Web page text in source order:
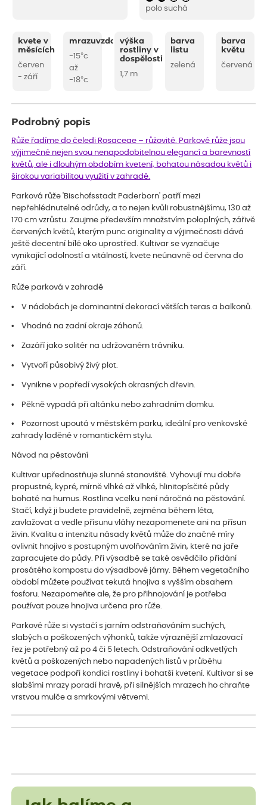
polo suchá
kvete v
měsících
červen
- září
mrazuvzdornost
-15°c
až
-18°c
výška
rostliny v
dospělosti
1,7 m
barva
listu
zelená
barva
květu
červená
Podrobný popis
Růže řadíme do čeledi Rosaceae – růžovité. Parkové růže jsou
výjimečné nejen svou nenapodobitelnou elegancí a barevností
květů, ale i dlouhým obdobím kvetení, bohatou násadou květů i
širokou variabilitou využití v zahradě.
Parková růže 'Bischofsstadt Paderborn' patří mezi
nepřehlédnutelné odrůdy, a to nejen kvůli robustnějšímu, 130 až
170 cm vzrůstu. Zaujme především množstvím poloplných, zářivě
červených květů, kterým punc originality a výjimečnosti dává
ještě decentní bílé oko uprostřed. Kultivar se vyznačuje
vynikající odolností a vitálností, kvete neúnavně od června do
září.
Růže parková v zahradě
• V nádobách je dominantní dekorací větších teras a balkonů.
• Vhodná na zadní okraje záhonů.
• Zazáří jako solitér na udržovaném trávníku.
• Vytvoří působivý živý plot.
• Vynikne v popředí vysokých okrasných dřevin.
• Pěkně vypadá při altánku nebo zahradním domku.
• Pozornost upoutá v městském parku, ideální pro venkovské
zahrady laděné v romantickém stylu.
Návod na pěstování
Kultivar upřednostňuje slunné stanoviště. Vyhovují mu dobře
propustné, kypré, mírně vlhké až vlhké, hlinitopísčité půdy
bohaté na humus. Rostlina vcelku není náročná na pěstování.
Stačí, když ji budete pravidelně, zejména během léta,
zavlažovat a vedle přísunu vláhy nezapomenete ani na přísun
živin. Kvalitu a intenzitu násady květů může do značné míry
ovlivnit hnojivo s postupným uvolňováním živin, které na jaře
zapracujete do půdy. Při výsadbě se také osvědčilo přidání
prosátého kompostu do výsadbové jámy. Během vegetačního
období můžete používat tekutá hnojiva s vyšším obsahem
fosforu. Nezapomeňte ale, že pro přihnojování je potřeba
používat pouze hnojiva určena pro růže.
Parkové růže si vystačí s jarním odstraňováním suchých,
slabých a poškozených výhonků, takže výraznější zmlazovací
řez je potřebný až po 4 či 5 letech. Odstraňování odkvetlých
květů a poškozených nebo napadených listů v průběhu
vegetace podpoří kondici rostliny i bohatší kvetení. Kultivar si se
slabšími mrazy poradí hravě, při silnějších mrazech ho chraňte
vrstvou mulče a smrkovými větvemi.